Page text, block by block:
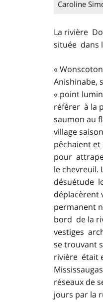
Caroline
La rivière
située dans
«
Anishinabe,
« point
référer à la
saumon au
village
pêchaient et
pour
le chevreuil.
désuétude
déplacèrent
permanent
bord de la
vestiges
se trouvant
rivière était
réseaux de
jours par la